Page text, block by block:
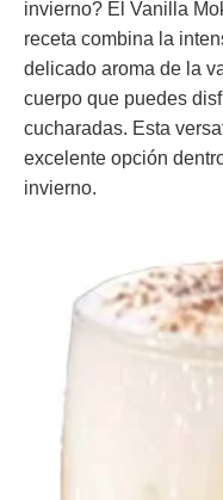
invierno? El Vanilla
receta combina la
delicado aroma de la
cuerpo que puedes
cucharadas. Esta
excelente opción
invierno.